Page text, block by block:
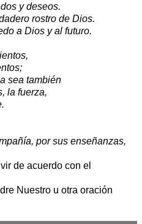
y deseos.
rostro de Dios.
a Dios y al futuro.
sea también
la fuerza,
por sus enseñanzas,
de acuerdo con el
Nuestro u otra oración